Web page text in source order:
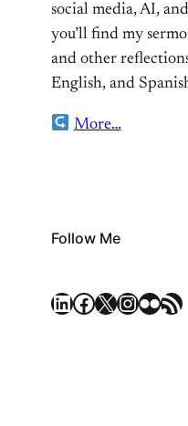
social media, AI,
you’ll find my
and other
English, and
More…
Follow Me
LinkedIn Facebook X Instagram Flickr RSS Feed